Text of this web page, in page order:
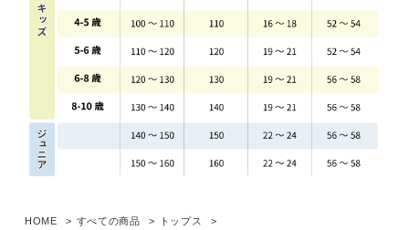
HOME すべての商品
トップス